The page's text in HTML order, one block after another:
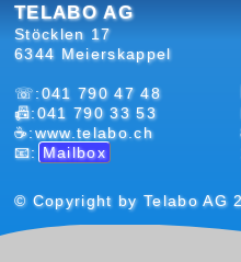
TELABO AG
Stöcklen 17
6344 Meierskappel
☏:041 790 47 48
📠:041 790 33 53
☕:www.telabo.ch
📧: Mailbox
© Copyright by Telabo AG